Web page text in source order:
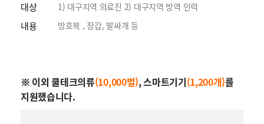
대상 1) 대구지역 의료진 2) 대구지역 방역 인력
내용 방호복 , 장갑, 발싸개 등
※ 이외 쿨테크의류(10,000벌), 스마트기기(1,200개)를
지원했습니다.